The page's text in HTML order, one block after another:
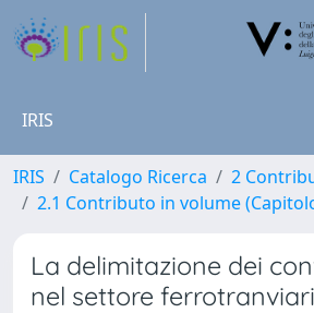
IRIS
IRIS Catalogo Ricerca
2
2.1 Contributo in volume
La delimitazione dei
nel settore